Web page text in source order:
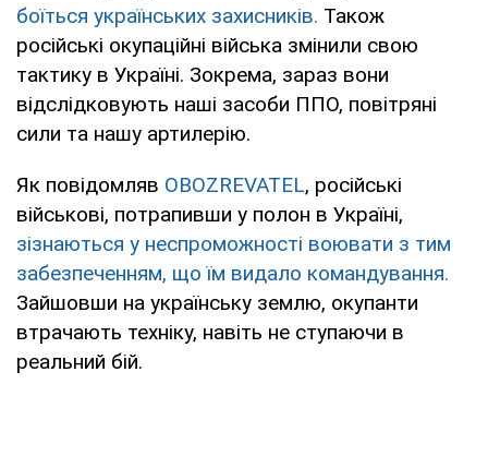
боїться українських захисників. Також
російські окупаційні війська змінили свою
тактику в Україні. Зокрема, зараз вони
відслідковують наші засоби ППО, повітряні
сили та нашу артилерію.
Як повідомляв OBOZREVATEL, російські
військові, потрапивши у полон в Україні,
зізнаються у неспроможності воювати з тим
забезпеченням, що їм видало командування.
Зайшовши на українську землю, окупанти
втрачають техніку, навіть не ступаючи в
реальний бій.